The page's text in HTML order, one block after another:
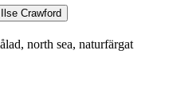
Crawford
north sea, naturfärgat